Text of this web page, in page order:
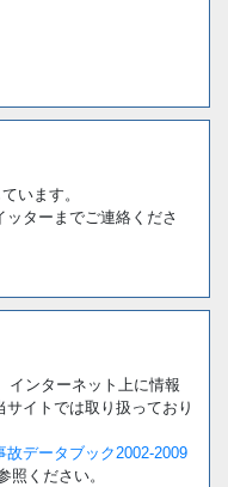
います。
ターまでご連絡くださ
インターネット上に情報
イトでは取り扱っており
故データブック2002-2009
照ください。